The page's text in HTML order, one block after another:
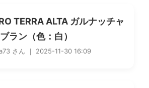
TERRA ALTA ガルナッチャ
ブラン（色：白）
さん ｜ 2025-11-30 16:09